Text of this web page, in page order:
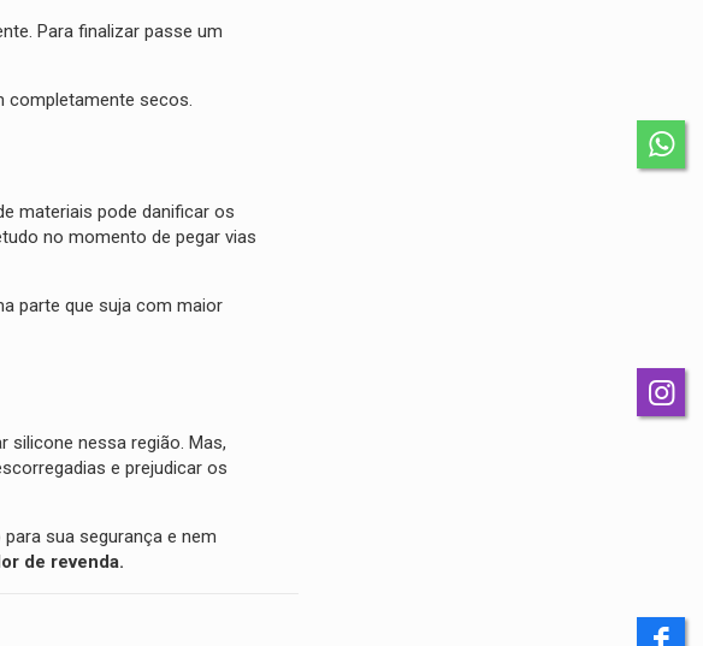
Para finalizar passe um
completamente secos.
materiais pode danificar os
no momento de pegar vias
parte que suja com maior
nessa região. Mas,
e prejudicar os
sua segurança e nem
de revenda.